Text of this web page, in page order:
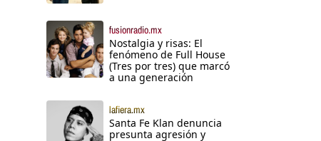
fusionradio.mx
Nostalgia y risas: El
fenómeno de Full House
(Tres por tres) que marcó
a una generación
lafiera.mx
Santa Fe Klan denuncia
presunta agresión y